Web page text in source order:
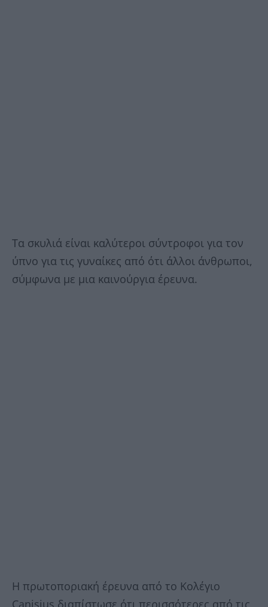
Τα σκυλιά είναι καλύτεροι σύντροφοι για τον
ύπνο για τις γυναίκες από ότι άλλοι άνθρωποι,
σύμφωνα με μια καινούργια έρευνα.
Η πρωτοποριακή έρευνα από το Κολέγιο
Canisius διαπίστωσε ότι περισσότερες από τις